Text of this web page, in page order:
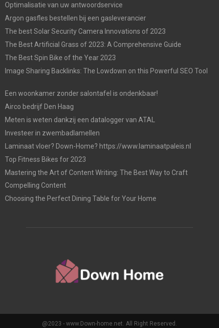
Optimalisatie van uw antwoordservice
Argon gasfles bestellen bij een gasleverancier
The best Solar Security Camera Innovations of 2023
The Best Artificial Grass of 2023: A Comprehensive Guide
The Best Spin Bike of the Year 2023
Image Sharing Backlinks: The Lowdown on this Powerful SEO Tool
Een woonkamer zonder salontafel is ondenkbaar!
Airco bedrijf Den Haag
Meten is weten dankzij een datalogger van ATAL
Investeer in zwembadlamellen
Laminaat vloer? Down-Home? https://www.laminaatpaleis.nl
Top Fitness Bikes for 2023
Mastering the Art of Content Writing: The Best Way to Craft
Compelling Content
Choosing the Perfect Dining Table for Your Home
@2023 - www.Down-home.net. All Right Reserved.